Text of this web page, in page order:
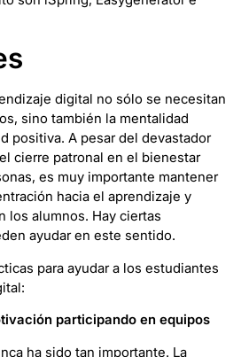
digital no sólo se necesitan
sino también la mentalidad
positiva. A pesar del devastador
cierre patronal en el bienestar
es muy importante mantener
hacia el aprendizaje y
los alumnos. Hay ciertas
ayudar en este sentido.
para ayudar a los estudiantes
participando en equipos
ha sido tan importante. La